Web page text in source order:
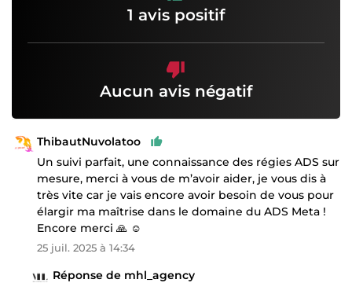
1 avis positif
Aucun avis négatif
ThibautNuvolatoo
Un suivi parfait, une connaissance des régies ADS sur
mesure, merci à vous de m’avoir aider, je vous dis à
très vite car je vais encore avoir besoin de vous pour
élargir ma maîtrise dans le domaine du ADS Meta !
Encore merci 🙏 ☺️
25 juil. 2025 à 14:34
Réponse de mhl_agency